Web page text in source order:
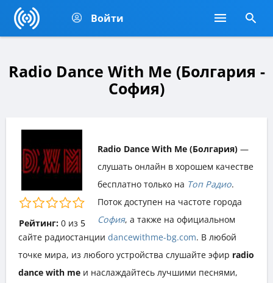
Войти
Radio Dance With Me (Болгария -
София)
Рейтинг: 0из 5
Radio Dance With Me (Болгария) —
слушать онлайн в хорошем качестве
бесплатно только на Топ Радио.
Поток доступен на частоте города
София, а также на официальном
сайте радиостанции dancewithme-bg.com. В любой
точке мира, из любого устройства слушайте эфир radio
dance with me и наслаждайтесь лучшими песнями,